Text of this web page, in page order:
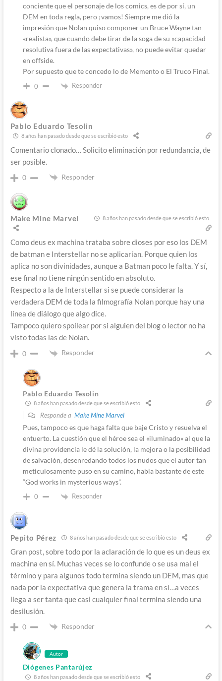
conciente que el personaje de los comics, es de por sí, un
DEM en toda regla, pero ¡vamos! Siempre me dió la
impresión que Nolan quiso componer un Bruce Wayne tan
«realista», que cuando debe tirar de la soga de su «capacidad
resolutiva fuera de las expectativas», no puede evitar quedar
en offside.
Por supuesto que te concedo lo de Memento o El Truco Final.
0 Responder
Pablo Eduardo Tesolin
8 años han pasado desde que se escribió esto
Comentario clonado… Solicito eliminación por redundancia, de
ser posible.
0 Responder
Make Mine Marvel 8 años han pasado desde que se escribió esto
Como deus ex machina trataba sobre dioses por eso los DEM
de batman e Interstellar no se aplicarían. Porque quien los
aplica no son divinidades, aunque a Batman poco le falta. Y sí,
ese final no tiene ningún sentido en absoluto.
Respecto a la de Interstellar si se puede considerar la
verdadera DEM de toda la filmografía Nolan porque hay una
línea de diálogo que algo dice.
Tampoco quiero spoilear por si alguien del blog o lector no ha
visto todas las de Nolan.
0 Responder
Pablo Eduardo Tesolin
8 años han pasado desde que se escribió esto
Responde a Make Mine Marvel
Pues, tampoco es que haga falta que baje Cristo y resuelva el
entuerto. La cuestión que el héroe sea el «iluminado» al que la
divina providencia le dé la solución, la mejora o la posibilidad
de salvación, desenredando todos los nudos que el autor tan
meticulosamente puso en su camino, habla bastante de este
“God works in mysterious ways”.
0 Responder
Pepito Pérez 8 años han pasado desde que se escribió esto
Gran post, sobre todo por la aclaración de lo que es un deus ex
machina en sí. Muchas veces se lo confunde o se usa mal el
término y para algunos todo termina siendo un DEM, mas que
nada por la expectativa que genera la trama en sí…a veces
llega a ser tanta que casi cualquier final termina siendo una
desilusión.
0 Responder
Autor
Diógenes Pantarújez
8 años han pasado desde que se escribió esto